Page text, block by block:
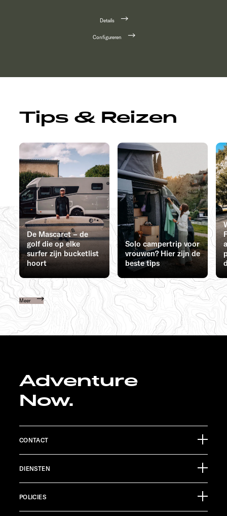
Details
Configureren
Tips & Reizen
De Mascaret – de
golf die op elke
surfer zijn bucketlist
hoort
Solo campertrip voor
vrouwen? Hier zijn de
beste tips
Meer
Adventure
Now.
CONTACT
Ölmühlestraße 6
88299 Leutkirch
Germany
DIENSTEN
Informatiemateriaal
POLICIES